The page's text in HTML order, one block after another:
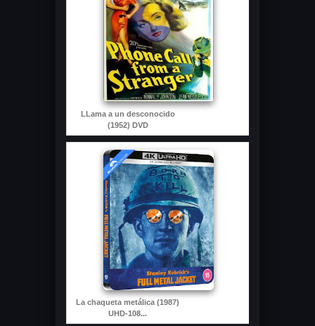
LLama a un desconocido
(1952) DVD
La chaqueta metálica (1987)
UHD-108...